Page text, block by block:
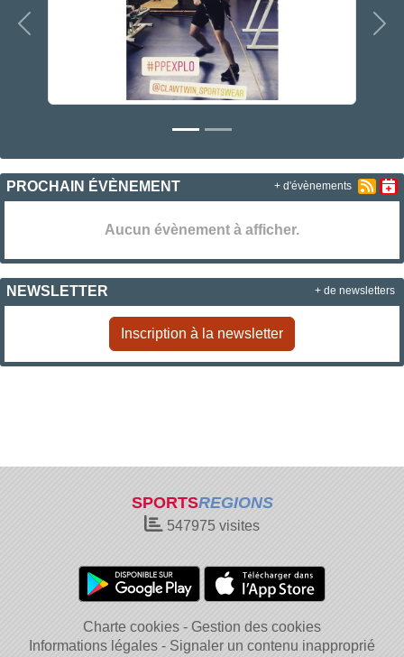
Précedent
PROCHAIN ÉVÈNEMENT
Aucun évènement à afficher.
+ d'évènements
NEWSLETTER
Inscription à la newsletter
+ de newsletters
SPORTSREGIONS
547975 visites
Charte cookies
Gestion des cookies
Informations légales
Signaler un contenu inapproprié